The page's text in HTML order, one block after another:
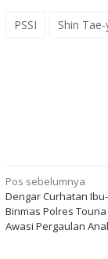
PSSI Shin
Navigasi
pos
Pos sebelumnya
Dengar Curhatan
Binmas Polres
Awasi Pergaulan